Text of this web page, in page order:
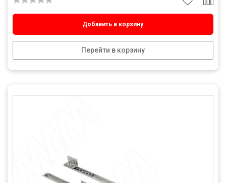
Добавить в корзину
Перейти в корзину